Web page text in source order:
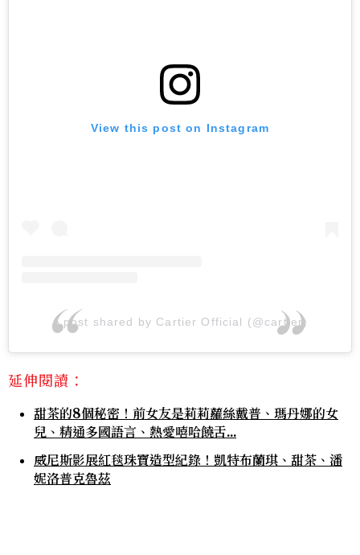
View this post on Instagram
A post shared by Cartier Official (@cartier)
延伸閱讀：
甜茶的8個秘密！前女友是莉莉蘿絲戴普、瑪丹娜的女
兒、精通多國語言、熱愛嘻哈饒舌...
威尼斯影展紅毯珠寶造型紀錄！凱特布蘭琪、甜茶、潘
妮洛普克魯茲